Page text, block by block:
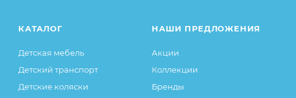
<br></p>
КАТАЛОГ
Детская мебель
Детский транспорт
Детские коляски
НАШИ ПРЕДЛОЖЕНИЯ
Акции
Коллекции
Бренды